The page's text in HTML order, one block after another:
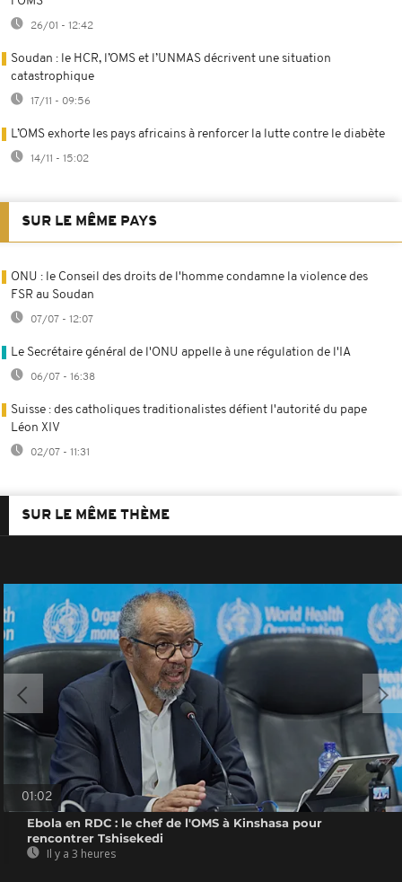
26/01 - 12:42
Soudan : le HCR, l’OMS et l’UNMAS décrivent une situation
catastrophique
17/11 - 09:56
L’OMS exhorte les pays africains à renforcer la lutte contre le diabète
14/11 - 15:02
SUR LE MÊME PAYS
ONU : le Conseil des droits de l'homme condamne la violence des
FSR au Soudan
07/07 - 12:07
Le Secrétaire général de l'ONU appelle à une régulation de l'IA
06/07 - 16:38
Suisse : des catholiques traditionalistes défient l'autorité du pape
Léon XIV
02/07 - 11:31
SUR LE MÊME THÈME
01:02
Ebola en RDC : le chef de l'OMS à Kinshasa pour
rencontrer Tshisekedi
Il y a 3 heures